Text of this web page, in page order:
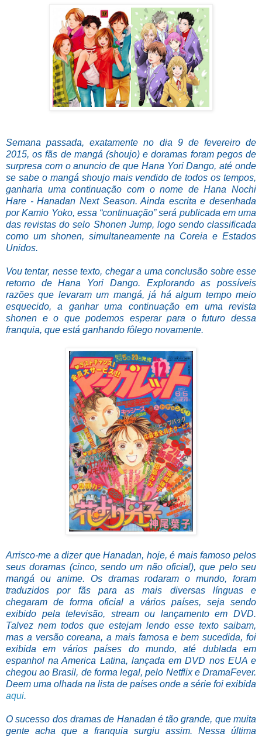
Semana passada, exatamente no dia 9 de fevereiro de
2015, os fãs de mangá (shoujo) e doramas foram pegos de
surpresa com o anuncio de que Hana Yori Dango, até onde
se sabe o mangá shoujo mais vendido de todos os tempos,
ganharia uma continuação com o nome de Hana Nochi
Hare - Hanadan Next Season. Ainda escrita e desenhada
por Kamio Yoko, essa “continuação” será publicada em uma
das revistas do selo Shonen Jump, logo sendo classificada
como um shonen, simultaneamente na Coreia e Estados
Unidos.
Vou tentar, nesse texto, chegar a uma conclusão sobre esse
retorno de Hana Yori Dango. Explorando as possíveis
razões que levaram um mangá, já há algum tempo meio
esquecido, a ganhar uma continuação em uma revista
shonen e o que podemos esperar para o futuro dessa
franquia, que está ganhando fôlego novamente.
Arrisco-me a dizer que Hanadan, hoje, é mais famoso pelos
seus doramas (cinco, sendo um não oficial), que pelo seu
mangá ou anime. Os dramas rodaram o mundo, foram
traduzidos por fãs para as mais diversas línguas e
chegaram de forma oficial a vários países, seja sendo
exibido pela televisão, stream ou lançamento em DVD.
Talvez nem todos que estejam lendo esse texto saibam,
mas a versão coreana, a mais famosa e bem sucedida, foi
exibida em vários países do mundo, até dublada em
espanhol na America Latina, lançada em DVD nos EUA e
chegou ao Brasil, de forma legal, pelo Netflix e DramaFever.
Deem uma olhada na lista de países onde a série foi exibida
aqui.
O sucesso dos dramas de Hanadan é tão grande, que muita
gente acha que a franquia surgiu assim. Nessa última